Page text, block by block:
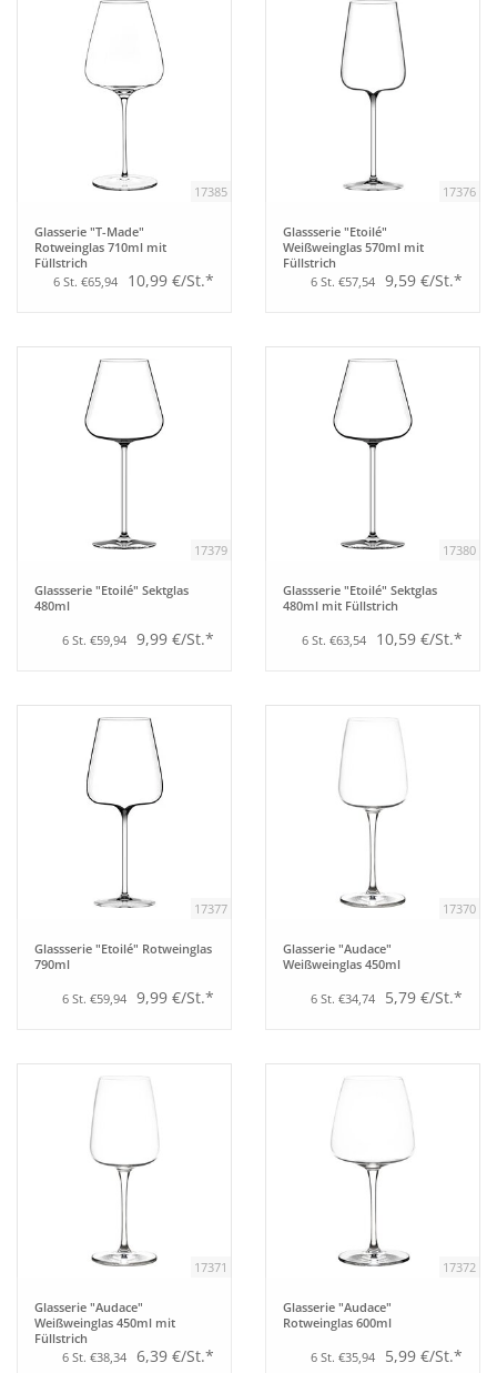
17385
Glasserie "T-Made"
Rotweinglas 710ml mit
Füllstrich
6 St. €65,94
10,99 €/St.*
17376
Glassserie "Etoilé"
Weißweinglas 570ml mit
Füllstrich
6 St. €57,54 9,59 €/St.*
17379
Glassserie "Etoilé" Sektglas
480ml
6 St. €59,94 9,99 €/St.*
17380
Glassserie "Etoilé" Sektglas
480ml mit Füllstrich
6 St. €63,54 10,59 €/St.*
17377
Glassserie "Etoilé" Rotweinglas
790ml
6 St. €59,94 9,99 €/St.*
17370
Glasserie "Audace"
Weißweinglas 450ml
6 St. €34,74 5,79 €/St.*
17371
Glasserie "Audace"
Weißweinglas 450ml mit
Füllstrich
6 St. €38,34 6,39 €/St.*
17372
Glasserie "Audace"
Rotweinglas 600ml
6 St. €35,94 5,99 €/St.*